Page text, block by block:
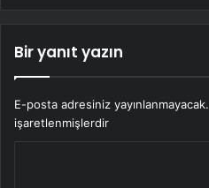
Bir yanıt yazın
E-posta adresiniz yayınlanmayacak.
işaretlenmişlerdir